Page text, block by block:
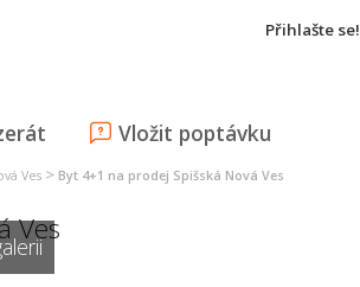
Přihlašte se!
Vložit poptávku
Ves > Byt 4+1 na prodej Spišská Nová Ves
Ves